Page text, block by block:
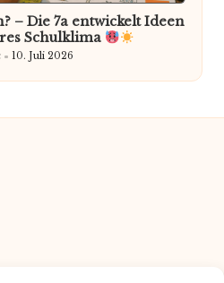
– Die 7a entwickelt Ideen
Schulklima
10. Juli 2026